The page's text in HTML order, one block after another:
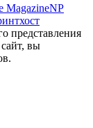
MagazineNP
представления
вы